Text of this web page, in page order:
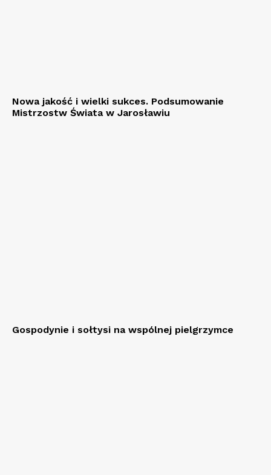
Nowa jakość i wielki sukces. Podsumowanie
Mistrzostw Świata w Jarosławiu
Gospodynie i sołtysi na wspólnej pielgrzymce